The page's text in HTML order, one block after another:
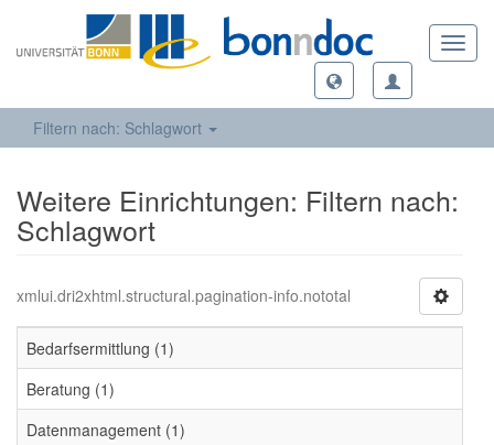
Filtern nach: Schlagwort
Weitere Einrichtungen: Filtern nach:
Schlagwort
xmlui.dri2xhtml.structural.pagination-info.nototal
Bedarfsermittlung (1)
Beratung (1)
Datenmanagement (1)